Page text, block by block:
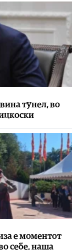
тунел, во
е моментот
себе, наша